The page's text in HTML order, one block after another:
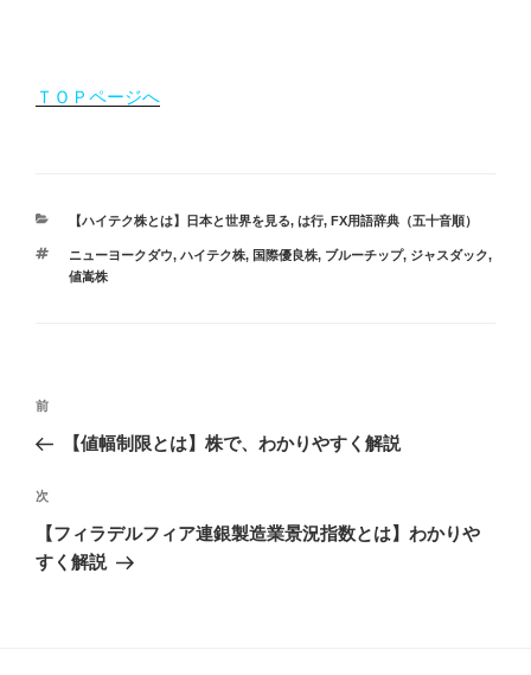
ＴＯＰページへ
カ
ゴ
リ
【ハイテク株とは】日本と世界を見る, は行, FX用語辞典（五十音順）
タ
グ
ニューヨークダウ, ハイテク株, 国際優良株, ブルーチップ, ジャスダック,
値嵩株
投
ビ
ゲ
ー
過
去
投
稿
前
【値幅制限とは】株で、わかりやすく解説
次
の
投
次
【フィラデルフィア連銀製造業景況指数とは】わかりや
すく解説